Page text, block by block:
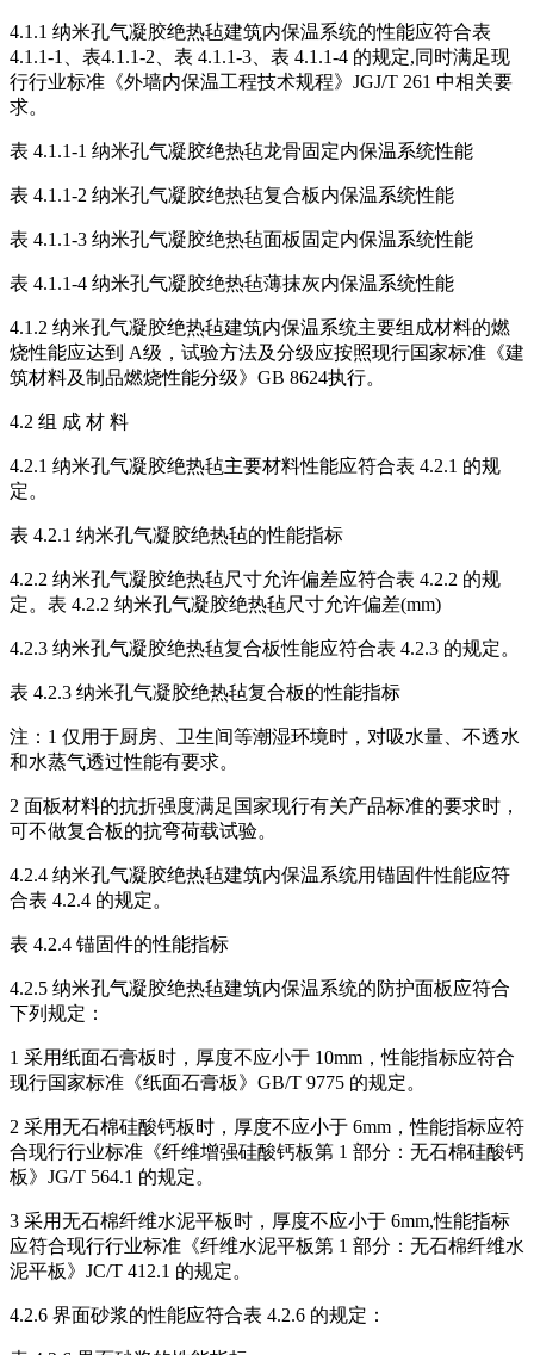
4.1.1 纳米孔气凝胶绝热毡建筑内保温系统的性能应符合表
4.1.1-1、表4.1.1-2、表 4.1.1-3、表 4.1.1-4 的规定,同时满足现
行行业标准《外墙内保温工程技术规程》JGJ/T 261 中相关要
求。
表 4.1.1-1 纳米孔气凝胶绝热毡龙骨固定内保温系统性能
表 4.1.1-2 纳米孔气凝胶绝热毡复合板内保温系统性能
表 4.1.1-3 纳米孔气凝胶绝热毡面板固定内保温系统性能
表 4.1.1-4 纳米孔气凝胶绝热毡薄抹灰内保温系统性能
4.1.2 纳米孔气凝胶绝热毡建筑内保温系统主要组成材料的燃
烧性能应达到 A级，试验方法及分级应按照现行国家标准《建
筑材料及制品燃烧性能分级》GB 8624执行。
4.2 组 成 材 料
4.2.1 纳米孔气凝胶绝热毡主要材料性能应符合表 4.2.1 的规
定。
表 4.2.1 纳米孔气凝胶绝热毡的性能指标
4.2.2 纳米孔气凝胶绝热毡尺寸允许偏差应符合表 4.2.2 的规
定。表 4.2.2 纳米孔气凝胶绝热毡尺寸允许偏差(mm)
4.2.3 纳米孔气凝胶绝热毡复合板性能应符合表 4.2.3 的规定。
表 4.2.3 纳米孔气凝胶绝热毡复合板的性能指标
注：1 仅用于厨房、卫生间等潮湿环境时，对吸水量、不透水
和水蒸气透过性能有要求。
2 面板材料的抗折强度满足国家现行有关产品标准的要求时，
可不做复合板的抗弯荷载试验。
4.2.4 纳米孔气凝胶绝热毡建筑内保温系统用锚固件性能应符
合表 4.2.4 的规定。
表 4.2.4 锚固件的性能指标
4.2.5 纳米孔气凝胶绝热毡建筑内保温系统的防护面板应符合
下列规定：
1 采用纸面石膏板时，厚度不应小于 10mm，性能指标应符合
现行国家标准《纸面石膏板》GB/T 9775 的规定。
2 采用无石棉硅酸钙板时，厚度不应小于 6mm，性能指标应符
合现行行业标准《纤维增强硅酸钙板第 1 部分：无石棉硅酸钙
板》JG/T 564.1 的规定。
3 采用无石棉纤维水泥平板时，厚度不应小于 6mm,性能指标
应符合现行行业标准《纤维水泥平板第 1 部分：无石棉纤维水
泥平板》JC/T 412.1 的规定。
4.2.6 界面砂浆的性能应符合表 4.2.6 的规定：